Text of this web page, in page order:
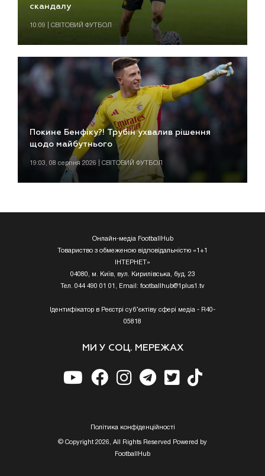
скандалу
10:09 | СВІТОВИЙ ФУТБОЛ
Покине Бенфіку?! Трубін ухвалив рішення
щодо майбутнього
19:03, 08 серпня 2026 | СВІТОВИЙ ФУТБОЛ
Онлайн-медіа FootballHub
Товариство з обмеженою відповідальністю «1+1
ІНТЕРНЕТ»
04080, м. Київ, вул. Кирилівська, буд. 23
Тел. 044 490 01 01, Email: footballhub@1plus1.tv
Ідентифікатор в Реєстрі суб’єктіву сфері медіа - R40-
05818
МИ У СОЦ. МЕРЕЖАХ
Полiтика конфiденцiйностi
© Copyright 2026, All Rights Reserved Powered by
FootballHub